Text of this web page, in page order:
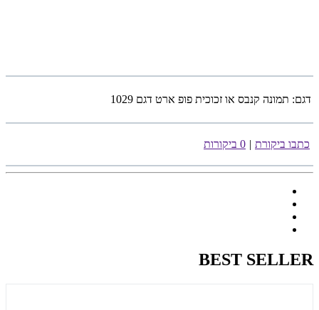
דגם: תמונה קנבס או זכוכית פופ ארט דגם 1029
כתבו ביקורת | 0 ביקורות
BEST SELLER